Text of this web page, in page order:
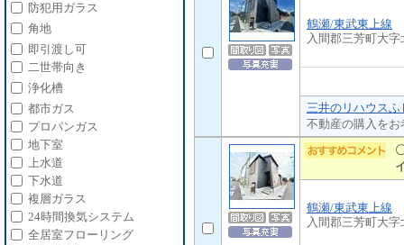
鶴瀬/東武東上線
入間郡三芳町大字
三井のリハウス
不動産の購入を
鶴瀬/東武東上線
入間郡三芳町大字
防犯用ガラス
角地
即引渡し可
二世帯向き
浄化槽
都市ガス
プロパンガス
地下室
上水道
下水道
複層ガラス
24時間換気システム
全居室フローリング